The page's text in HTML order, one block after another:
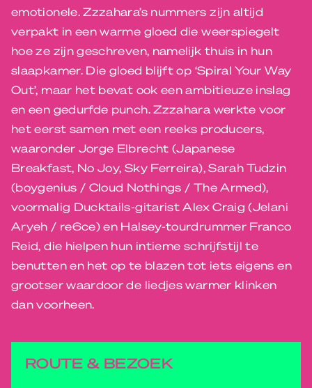
emotionele. Zzzahara’s nummers zijn altijd
verpakt in een warme gloed die weerspiegelt
hoe ze zijn geschreven, namelijk thuis in hun
slaapkamer. Die gloed blijft op ‘Spiral Your Way
Out’, maar het bevat ook een ambitieuze inslag
en een gedurfde punch. Zzzahara werkte voor
het eerst samen met een reeks producers,
waaronder Jorge Elbrecht (Japanese
Breakfast, No Joy, Sky Ferreira), Sarah Tudzin
(boygenius / Cloud Nothings / The Armed),
voormalig Ducktails-gitarist Alex Craig (Jelani
Aryeh / re6ce) en Halsey-tourdrummer Franco
Reid, die hielpen hun intieme schrijfstijl te
benutten en het op te blazen tot iets eigens en
grootser waardoor de liedjes warmer klinken
dan voorheen.
ROUTE & BEZOEK